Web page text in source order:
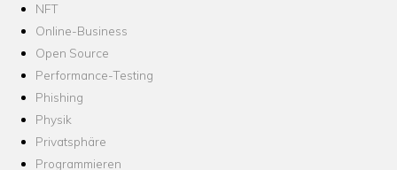
NFT
Online-Business
Open Source
Performance-Testing
Phishing
Physik
Privatsphäre
Programmieren